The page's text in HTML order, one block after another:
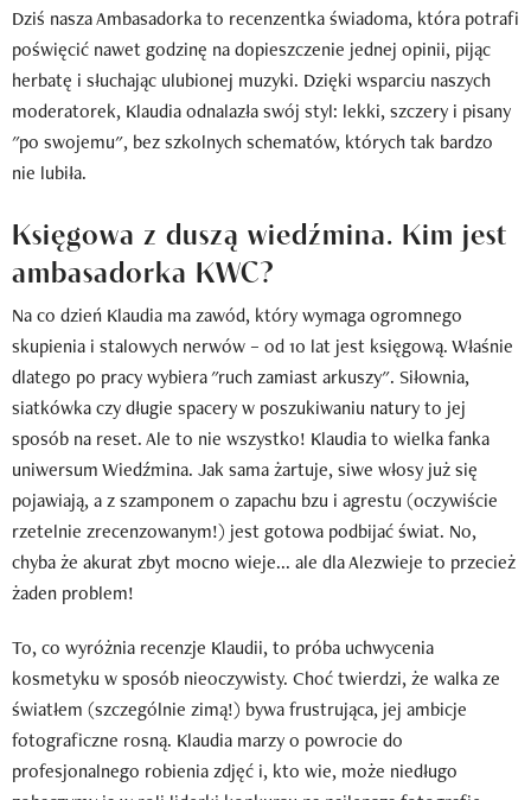
Dziś nasza Ambasadorka to recenzentka świadoma, która potrafi
poświęcić nawet godzinę na dopieszczenie jednej opinii, pijąc
herbatę i słuchając ulubionej muzyki. Dzięki wsparciu naszych
moderatorek, Klaudia odnalazła swój styl: lekki, szczery i pisany
"po swojemu", bez szkolnych schematów, których tak bardzo
nie lubiła.
Księgowa z duszą wiedźmina. Kim jest
ambasadorka KWC?
Na co dzień Klaudia ma zawód, który wymaga ogromnego
skupienia i stalowych nerwów – od 10 lat jest księgową. Właśnie
dlatego po pracy wybiera "ruch zamiast arkuszy". Siłownia,
siatkówka czy długie spacery w poszukiwaniu natury to jej
sposób na reset. Ale to nie wszystko! Klaudia to wielka fanka
uniwersum Wiedźmina. Jak sama żartuje, siwe włosy już się
pojawiają, a z szamponem o zapachu bzu i agrestu (oczywiście
rzetelnie zrecenzowanym!) jest gotowa podbijać świat. No,
chyba że akurat zbyt mocno wieje... ale dla Alezwieje to przecież
żaden problem!
To, co wyróżnia recenzje Klaudii, to próba uchwycenia
kosmetyku w sposób nieoczywisty. Choć twierdzi, że walka ze
światłem (szczególnie zimą!) bywa frustrująca, jej ambicje
fotograficzne rosną. Klaudia marzy o powrocie do
profesjonalnego robienia zdjęć i, kto wie, może niedługo